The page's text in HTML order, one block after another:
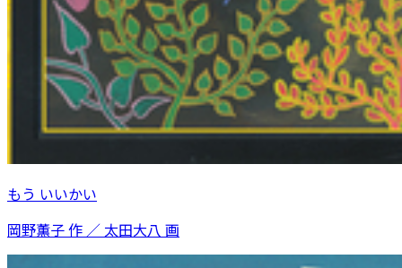
もう いいかい
岡野薫子 作 ／ 太田大八 画